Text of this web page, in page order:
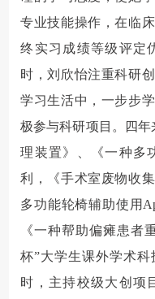
专业技能操作，在临
终实习成绩等级评定
时，刘欣怡注重科研
学习生活中，一步步
极参与科研项目。四
理装置》、《一种多
利，《手术室废物收
多功能轮椅辅助使用
《一种帮助偏瘫患者
杯”大学生课外学术
时，主持校级大创项